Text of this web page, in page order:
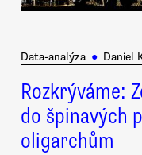
Data-analýza ● Daniel
Rozkrýváme:
do špinavých
oligarchům